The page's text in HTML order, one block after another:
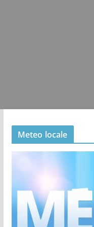
Meteo locale